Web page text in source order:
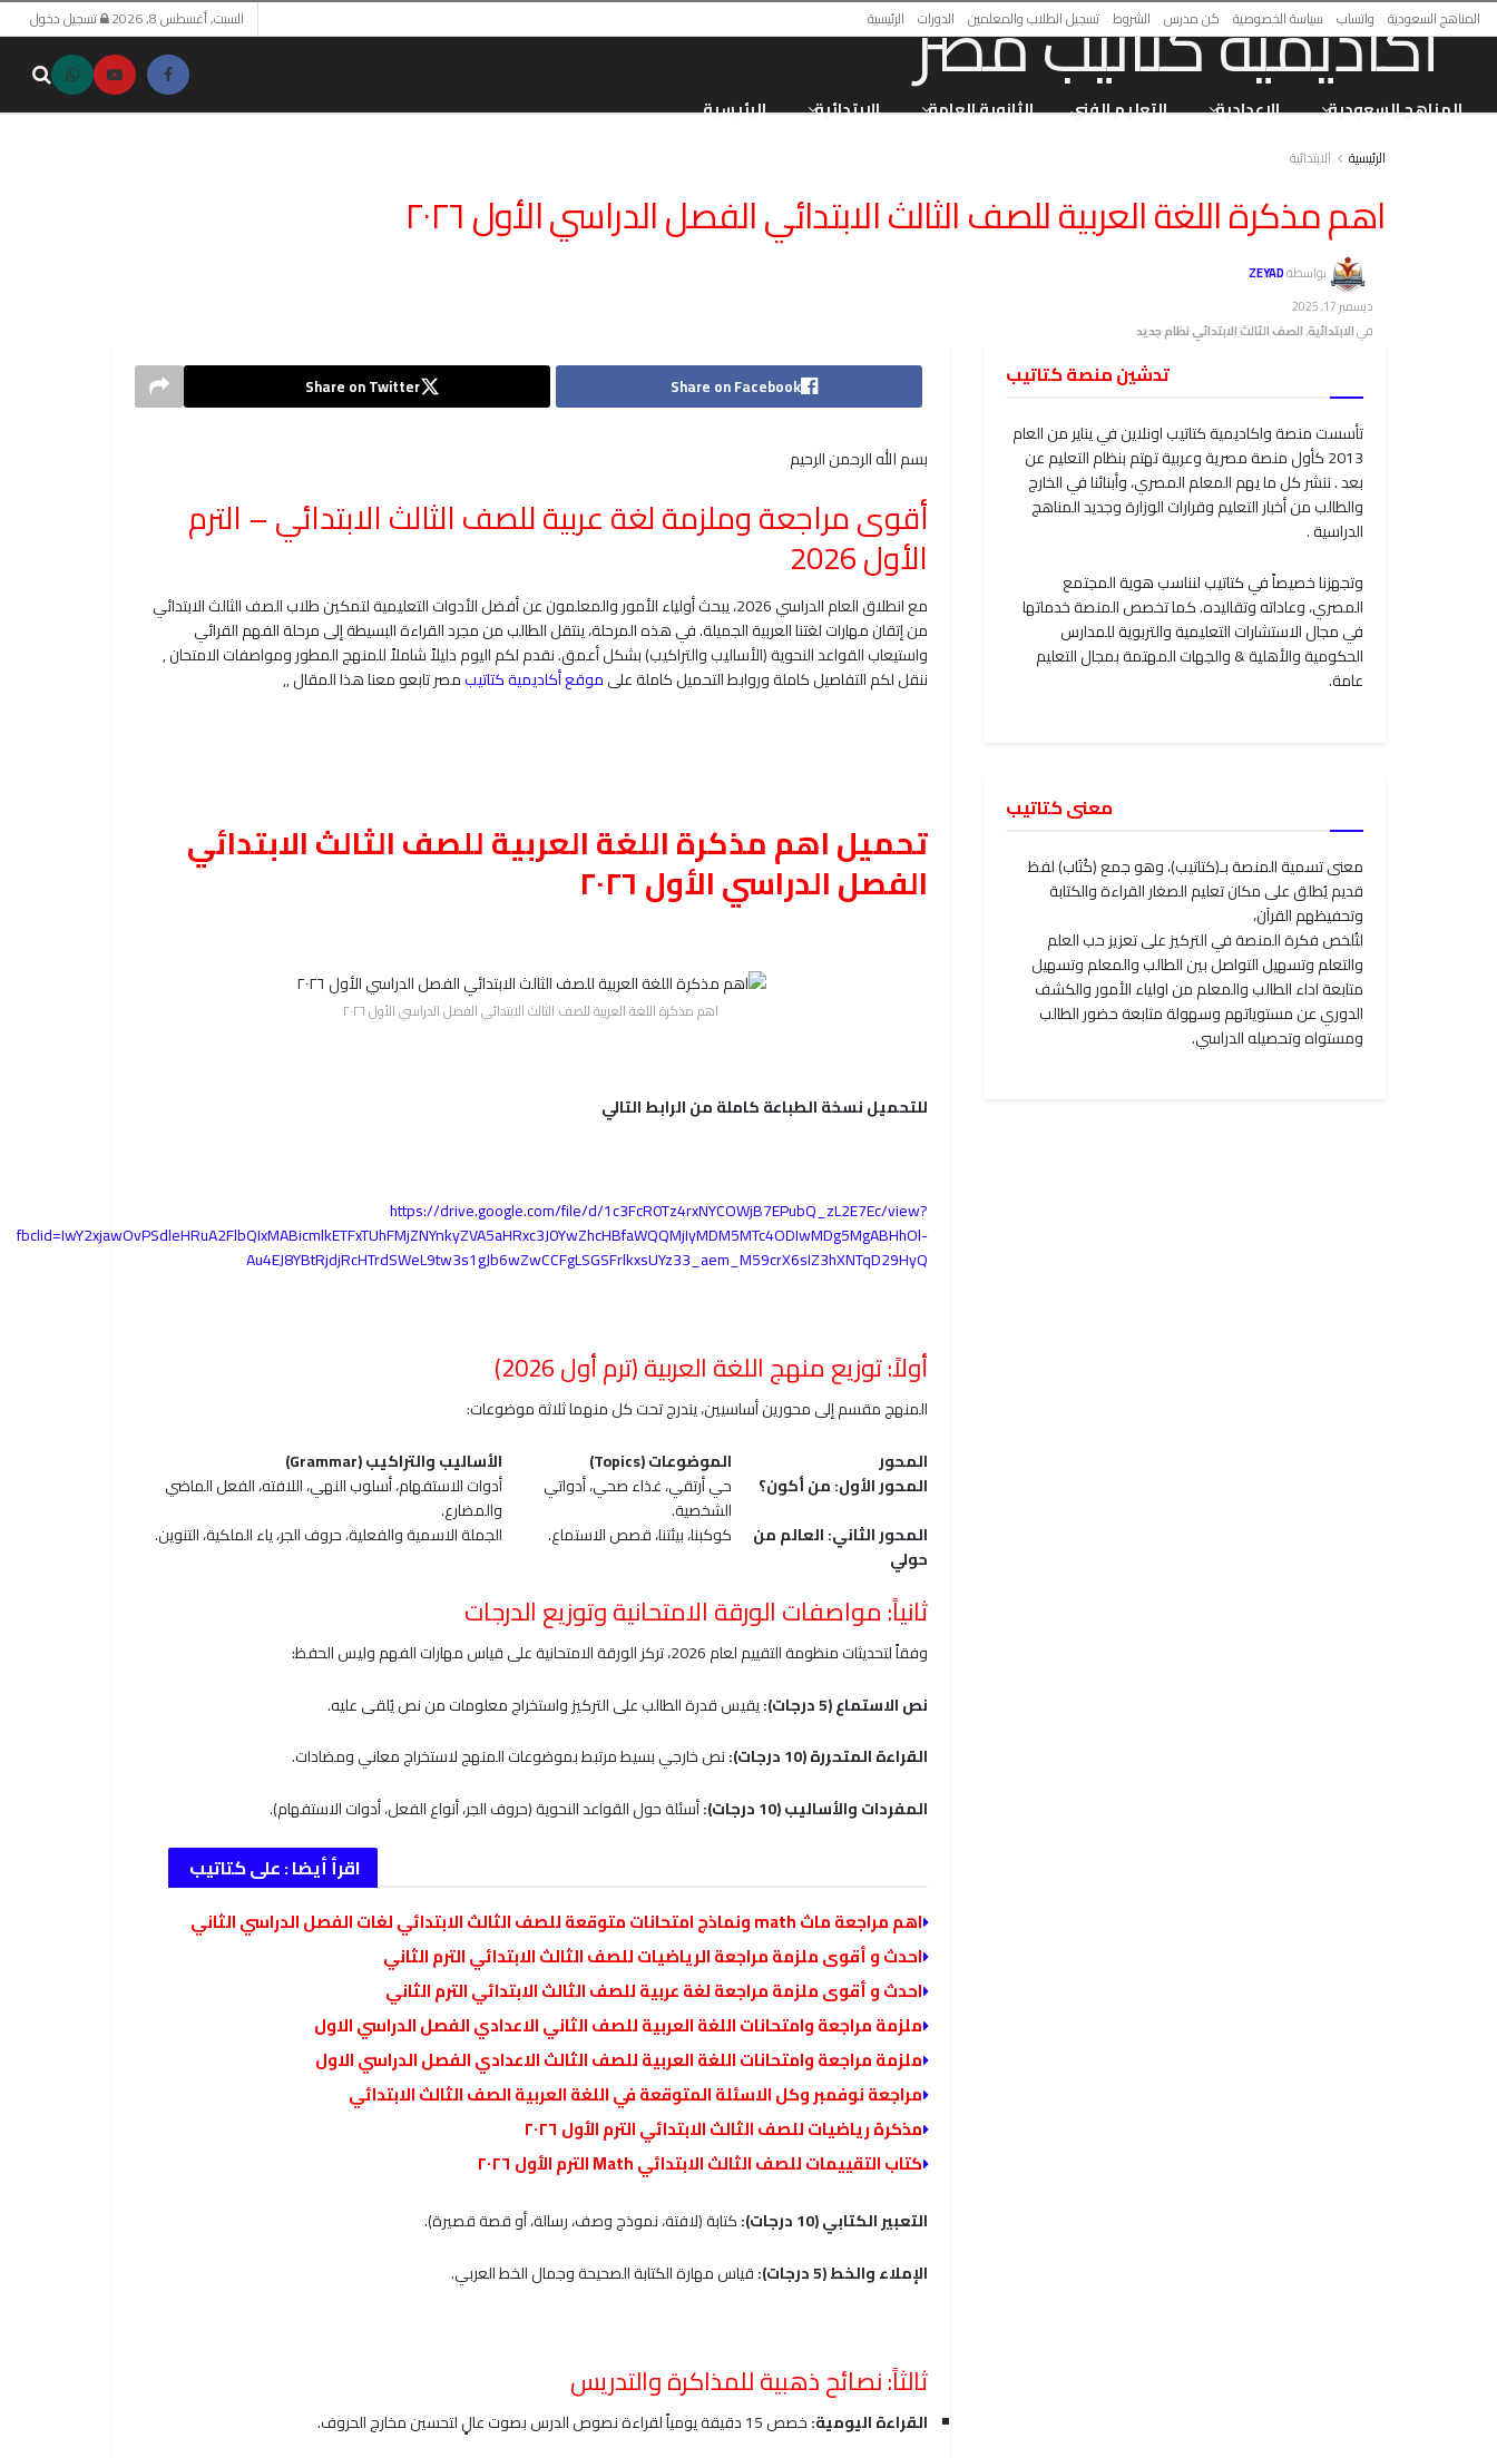
الرئيسية الدورات تسجيل الطلاب والمعلمين الشروط كن مدرس سياسة الخصوصية واتساب المناهج السعودية السبت, أغسطس 8, 2026 تسجيل دخول
الرئيسية الابتدائية الثانوية العامة التعليم الفني الاعدادية المناهج السعودية
الرئيسية الابتدائية
اهم مذكرة اللغة العربية للصف الثالث الابتدائي الفصل الدراسي الأول ٢٠٢٦
بواسطةZEYAD
ديسمبر 17, 2025
فيالابتدائية,الصف الثالث الابتدائي نظام جديد
Share on Facebook
Share on Twitter
بسم الله الرحمن الرحيم
أقوى مراجعة وملزمة لغة عربية للصف الثالث الابتدائي – الترم
الأول 2026
مع انطلاق العام الدراسي 2026، يبحث أولياء الأمور والمعلمون عن أفضل الأدوات التعليمية لتمكين طلاب الصف الثالث الابتدائي
من إتقان مهارات لغتنا العربية الجميلة. في هذه المرحلة، ينتقل الطالب من مجرد القراءة البسيطة إلى مرحلة الفهم القرائي
واستيعاب القواعد النحوية (الأساليب والتراكيب) بشكل أعمق. نقدم لكم اليوم دليلاً شاملاً للمنهج المطور ومواصفات الامتحان ,
ننقل لكم التفاصيل كاملة وروابط التحميل كاملة علىموقع أكاديمية كتاتيبمصر تابعو معنا هذا المقال ,,
تحميل اهم مذكرة اللغة العربية للصف الثالث الابتدائي
الفصل الدراسي الأول ٢٠٢٦
اهم مذكرة اللغة العربية للصف الثالث الابتدائي الفصل الدراسي الأول ٢٠٢٦
للتحميل نسخة الطباعة كاملة من الرابط التالي
https://drive.google.com/file/d/1c3FcR0Tz4rxNYCOWjB7EPubQ_zL2E7Ec/view?
fbclid=IwY2xjawOvPSdleHRuA2FlbQIxMABicmlkETFxTUhFMjZNYnkyZVA5aHRxc3J0YwZhcHBfaWQQMjIyMDM5MTc4ODIwMDg5MgABHhOl-
Au4EJ8YBtRjdjRcHTrdSWeL9tw3s1gJb6wZwCCFgLSGSFrlkxsUYz33_aem_M59crX6sIZ3hXNTqD29HyQ
أولاً: توزيع منهج اللغة العربية (ترم أول 2026)
المنهج مقسم إلى محورين أساسيين، يندرج تحت كل منهما ثلاثة موضوعات:
المحور
الموضوعات (Topics)
الأساليب والتراكيب (Grammar)
المحور الأول: من أكون؟
حي أرتقي، غذاء صحي، أدواتي
الشخصية.
أدوات الاستفهام، أسلوب النهي، اللافته، الفعل الماضي
والمضارع.
المحور الثاني: العالم من
حولي
كوكبنا، بيئتنا، قصص الاستماع. الجملة الاسمية والفعلية، حروف الجر، ياء الملكية، التنوين.
ثانياً: مواصفات الورقة الامتحانية وتوزيع الدرجات
وفقاً لتحديثات منظومة التقييم لعام 2026، تركز الورقة الامتحانية على قياس مهارات الفهم وليس الحفظ:
نص الاستماع (5 درجات):
يقيس قدرة الطالب على التركيز واستخراج معلومات من نص يُلقى عليه.
القراءة المتحررة (10 درجات):
نص خارجي بسيط مرتبط بموضوعات المنهج لاستخراج معاني ومضادات.
المفردات والأساليب (10 درجات):
أسئلة حول القواعد النحوية (حروف الجر، أنواع الفعل، أدوات الاستفهام).
اقرأ أيضا :على كتاتيب
اهم مراجعة ماث math ونماذج امتحانات متوقعة للصف الثالث الابتدائي لغات الفصل الدراسي الثاني
احدث و أقوى ملزمة مراجعة الرياضيات للصف الثالث الابتدائي الترم الثاني
احدث و أقوى ملزمة مراجعة لغة عربية للصف الثالث الابتدائي الترم الثاني
ملزمة مراجعة وامتحانات اللغة العربية للصف الثاني الاعدادي الفصل الدراسي الاول
ملزمة مراجعة وامتحانات اللغة العربية للصف الثالث الاعدادي الفصل الدراسي الاول
مراجعة نوفمبر وكل الاسئلة المتوقعة في اللغة العربية الصف الثالث الابتدائي
مذكرة رياضيات للصف الثالث الابتدائي الترم الأول ٢٠٢٦
كتاب التقييمات للصف الثالث الابتدائي Math الترم الأول ٢٠٢٦
التعبير الكتابي (10 درجات):
كتابة (لافتة، نموذج وصف، رسالة، أو قصة قصيرة).
الإملاء والخط (5 درجات):
قياس مهارة الكتابة الصحيحة وجمال الخط العربي.
ثالثاً: نصائح ذهبية للمذاكرة والتدريس
القراءة اليومية:خصص 15 دقيقة يومياً لقراءة نصوص الدرس بصوت عالٍ لتحسين مخارج الحروف.
تدشين منصة كتاتيب
تأسست منصة واكاديمية كتاتيب اونلاين في يناير من العام
2013 كأول منصة مصرية وعربية تهتم بنظام التعليم عن
بعد . ننشر كل ما يهم المعلم المصري، وأبنائنا في الخارج
والطالب من أخبار التعليم وقرارات الوزارة وجديد المناهج
الدراسية .
وتجهزنا خصيصاً في كتاتيب لنناسب هوية المجتمع
المصري، وعاداته وتقاليده. كما تخصص المنصة خدماتها
في مجال الاستشارات التعليمية والتربوية للمدارس
الحكومية والأهلية & والجهات المهتمة بمجال التعليم
عامة.
معنى كتاتيب
معنى تسمية المنصة بـ(كتاتيب)، وهو جمع (كُتَاب) لفظ
قديم يُطلق على مكان تعليم الصغار القراءة والكتابة
وتحفيظهم القرآن،
لتُلخص فكرة المنصة في التركيز على تعزيز حب العلم
والتعلم وتسهيل التواصل بين الطالب والمعلم وتسهيل
متابعة اداء الطالب والمعلم من اولياء الأمور والكشف
الدوري عن مستوياتهم وسهولة متابعة حضور الطالب
ومستواه وتحصيله الدراسي.